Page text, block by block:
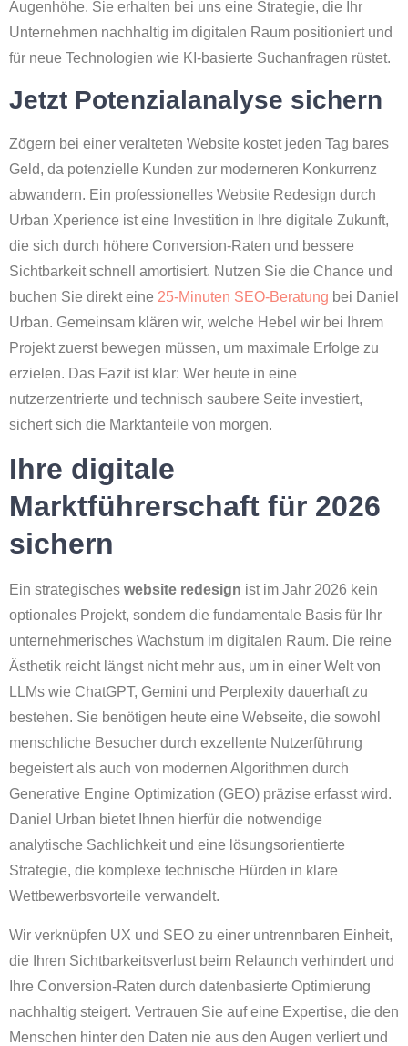
Augenhöhe. Sie erhalten bei uns eine Strategie, die Ihr
Unternehmen nachhaltig im digitalen Raum positioniert und
für neue Technologien wie KI-basierte Suchanfragen rüstet.
Jetzt Potenzialanalyse sichern
Zögern bei einer veralteten Website kostet jeden Tag bares
Geld, da potenzielle Kunden zur moderneren Konkurrenz
abwandern. Ein professionelles Website Redesign durch
Urban Xperience ist eine Investition in Ihre digitale Zukunft,
die sich durch höhere Conversion-Raten und bessere
Sichtbarkeit schnell amortisiert. Nutzen Sie die Chance und
buchen Sie direkt eine 25-Minuten SEO-Beratung bei Daniel
Urban. Gemeinsam klären wir, welche Hebel wir bei Ihrem
Projekt zuerst bewegen müssen, um maximale Erfolge zu
erzielen. Das Fazit ist klar: Wer heute in eine
nutzerzentrierte und technisch saubere Seite investiert,
sichert sich die Marktanteile von morgen.
Ihre digitale
Marktführerschaft für 2026
sichern
Ein strategisches website redesign ist im Jahr 2026 kein
optionales Projekt, sondern die fundamentale Basis für Ihr
unternehmerisches Wachstum im digitalen Raum. Die reine
Ästhetik reicht längst nicht mehr aus, um in einer Welt von
LLMs wie ChatGPT, Gemini und Perplexity dauerhaft zu
bestehen. Sie benötigen heute eine Webseite, die sowohl
menschliche Besucher durch exzellente Nutzerführung
begeistert als auch von modernen Algorithmen durch
Generative Engine Optimization (GEO) präzise erfasst wird.
Daniel Urban bietet Ihnen hierfür die notwendige
analytische Sachlichkeit und eine lösungsorientierte
Strategie, die komplexe technische Hürden in klare
Wettbewerbsvorteile verwandelt.
Wir verknüpfen UX und SEO zu einer untrennbaren Einheit,
die Ihren Sichtbarkeitsverlust beim Relaunch verhindert und
Ihre Conversion-Raten durch datenbasierte Optimierung
nachhaltig steigert. Vertrauen Sie auf eine Expertise, die den
Menschen hinter den Daten nie aus den Augen verliert und